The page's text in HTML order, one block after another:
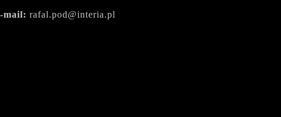
mail: rafal.pod@interia.pl